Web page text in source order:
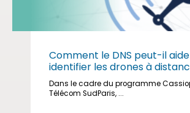
Comment le DNS peut-il
identifier les drones à
Dans le cadre du programme
Télécom SudParis, ...